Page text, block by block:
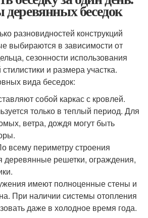
беседок
разновидностей конструкций
выбираются в зависимости от
сезонности использования
и размера участка.
вида беседок:
собой каркас с кровлей.
только в теплый период. Для
ветра, дождя могут быть
всему периметру строения
деревянные решетки, ограждения,
имеют полноценные стены и
При наличии системы отопления
даже в холодное время года.